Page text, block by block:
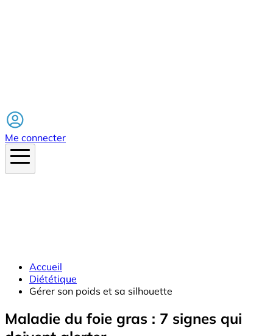
Me connecter
Accueil
Diététique
Gérer son poids et sa silhouette
Maladie du foie gras : 7 signes qui